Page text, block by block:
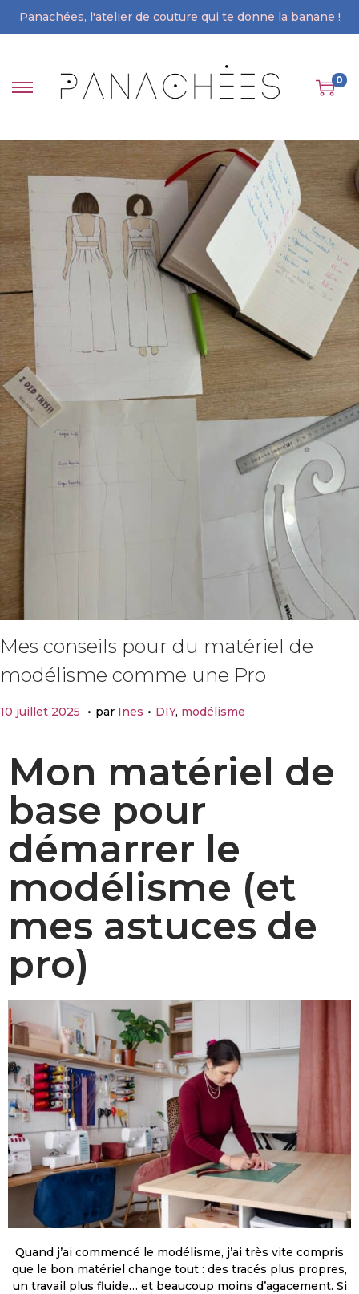
Panachées, l'atelier de couture qui te donne la banane !
0
Mes conseils pour du matériel de
modélisme comme une Pro
P
10 juillet 2025
l
e
t
0
2
. par Ines . P
i
d
a
n
s
DIY, modélisme
Mon matériel de
base pour
démarrer le
modélisme (et
mes astuces de
pro)
Quand j’ai commencé le modélisme, j’ai très vite compris
que le bon matériel change tout : des tracés plus propres,
un travail plus fluide… et beaucoup moins d’agacement. Si